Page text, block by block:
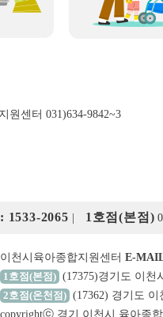
원센터 031)634-9842~3
1533-2065 1호점(본점)
이천시육아종합지원센터 E-
1호점(본점) (17375)경기도 이천
2호점(온천점) (17362) 경기도
copyrightⓒ 경기 이천시 육아종